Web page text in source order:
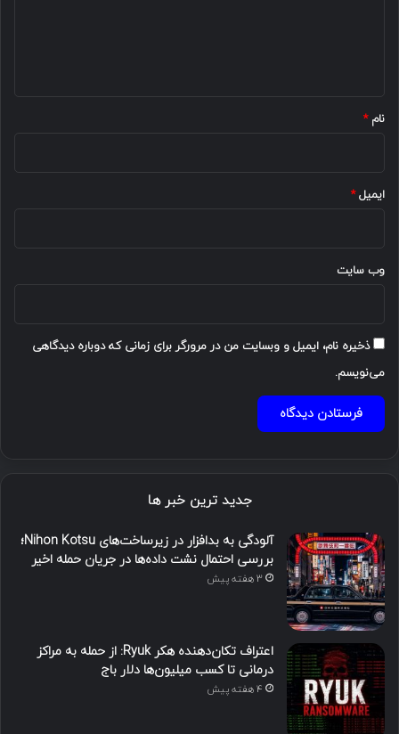
نام*
ایمیل*
وب‌ سایت
ذخیره نام، ایمیل و وبسایت من در مرورگر برای زمانی که دوباره دیدگاهی
می‌نویسم.
جدید ترین خبر ها
آلودگی به بدافزار در زیرساخت‌های Nihon Kotsu؛
بررسی احتمال نشت داده‌ها در جریان حمله اخیر
3 هفته پیش
اعتراف تکان‌دهنده هکر Ryuk: از حمله به مراکز
درمانی تا کسب میلیون‌ها دلار باج
4 هفته پیش